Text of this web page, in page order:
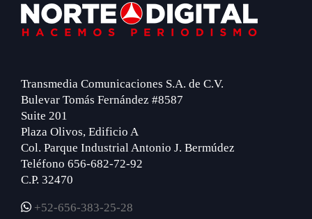
Footer
Transmedia Comunicaciones S.A. de C.V.
Bulevar Tomás Fernández #8587
Suite 201
Plaza Olivos, Edificio A
Col. Parque Industrial Antonio J. Bermúdez
Teléfono 656-682-72-92
C.P. 32470
+52-656-383-25-28